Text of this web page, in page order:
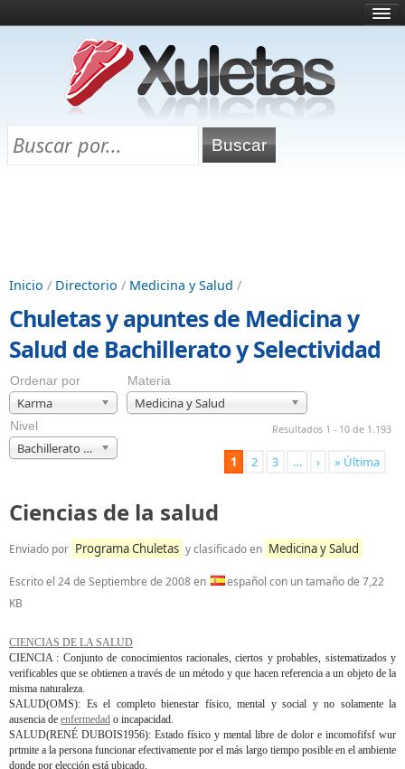
¿Qué es esto?
Directorio
Chuletas para exámenes
Inicio / Directorio / Medicina y Salud /
Chuletas y apuntes de Medicina y
Salud de Bachillerato y Selectividad
Ordenar por
Karma
Materia
Medicina y Salud
Nivel
Bachillerato y Selectividad
Resultados 1 - 10 de 1.193
1 2 3 … › » Última
Ciencias de la salud
Enviado por Programa Chuletas y clasificado en Medicina y Salud
Escrito el 24 de Septiembre de 2008en
español con un tamaño de 7,22
KB
CIENCIAS DE LA SALUD
CIENCIA : Conjunto de conocimientos racionales, ciertos y probables, sistematizados y
verificables que se obtienen a través de un método y que hacen referencia a un objeto de la
misma naturaleza.
SALUD(OMS): Es el completo bienestar físico, mental y social y no solamente la
ausencia de enfermedad o incapacidad.
SALUD(RENÉ DUBOIS1956): Estado físico y mental libre de dolor e incomofifsf wur
prtmite a la persona funcionar efectivamente por el más largo tiempo posible en el ambiente
donde por elección está ubicado.